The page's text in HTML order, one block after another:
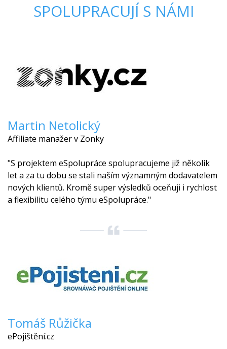
SPOLUPRACUJÍ S NÁMI
Martin Netolický
Affiliate manažer v Zonky
"S projektem eSpolupráce spolupracujeme již několik
let a za tu dobu se stali naším významným dodavatelem
nových klientů. Kromě super výsledků oceňuji i rychlost
a flexibilitu celého týmu eSpolupráce."
Tomáš Růžička
ePojištění.cz